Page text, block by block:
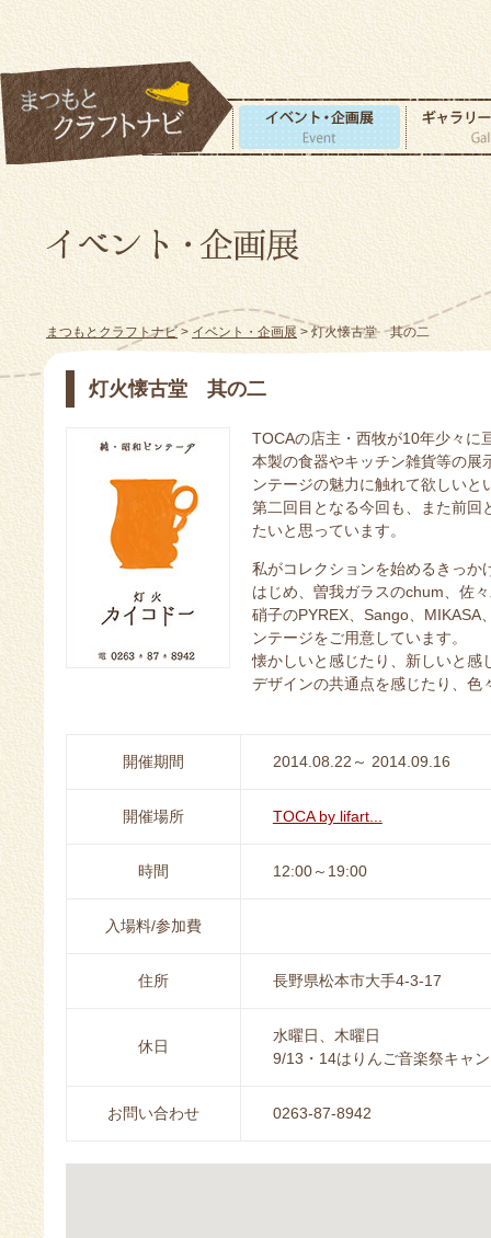
まつもとクラフトナビ>イベント・企画展> 灯火懐古堂 其の二
灯火懐古堂 其の二
TOCAの店主・西牧が10年少々に
本製の食器やキッチン雑貨等の展
ンテージの魅力に触れて欲しい
第二回目となる今回も、また前回
たいと思っています。
私がコレクションを始めるきっか
はじめ、曽我ガラスのchum、佐
硝子のPYREX、Sango、
ンテージをご用意しています。
懐かしいと感じたり、新しいと感
デザインの共通点を感じたり、色
開催期間 2014.08.22～ 2014.09.16
開催場所 TOCA by lifart...
時間 12:00～19:00
入場料/参加費
住所 長野県松本市大手4-3-17
休日
水曜日、木曜日
9/13・14はりんご音楽祭キャ
お問い合わせ 0263-87-8942